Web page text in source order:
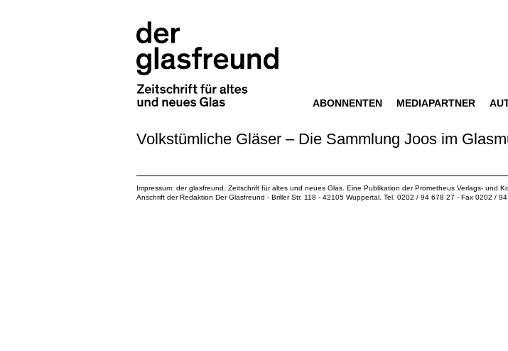
ABONNENTEN MEDIAPARTNER
Volkstümliche Gläser – Die Sammlung Joos im
Impressum: der glasfreund. Zeitschrift für altes und neues Glas. Eine Publikation derPrometheus Verlags- und
Anschrift der Redaktion Der Glasfreund - Briller Str. 118 - 42105 Wuppertal. Tel. 0202 / 94 678 27 - Fax 0202 /